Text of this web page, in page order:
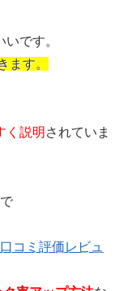
です。
ます。
く説明 されていま
コミ評価レビュ